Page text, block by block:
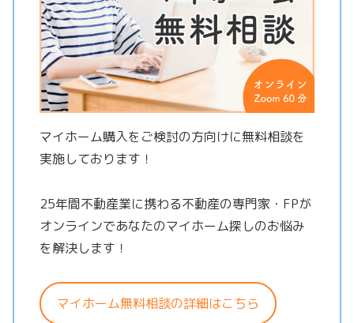
マイホーム購入をご検討の方向けに無料相談を
実施しております！
25年間不動産業に携わる不動産の専門家・FPが
オンラインであなたのマイホーム探しのお悩み
を解決します！
マイホーム無料相談の詳細はこちら